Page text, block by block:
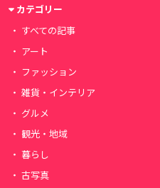
カテゴリー
すべての記事
アート
ファッション
雑貨・インテリア
グルメ
観光・地域
暮らし
古写真